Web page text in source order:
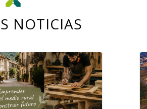
NOTICIAS